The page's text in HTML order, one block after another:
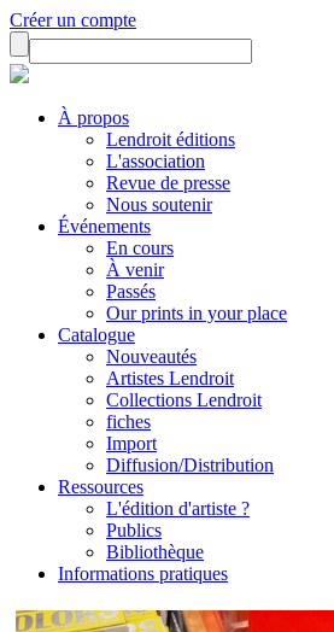
Créer un compte
À propos
Lendroit éditions
L'association
Revue de presse
Nous soutenir
Événements
En cours
À venir
Passés
Our prints in your place
Catalogue
Nouveautés
Artistes Lendroit
Collections Lendroit
fiches
Import
Diffusion/Distribution
Ressources
L'édition d'artiste ?
Publics
Bibliothèque
Informations pratiques